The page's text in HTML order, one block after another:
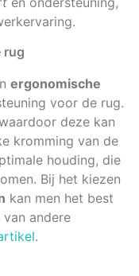
rug
ergonomische
voor de rug.
deze kan
kromming van de
houding, die
Bij het kiezen
kan men het best
andere
.